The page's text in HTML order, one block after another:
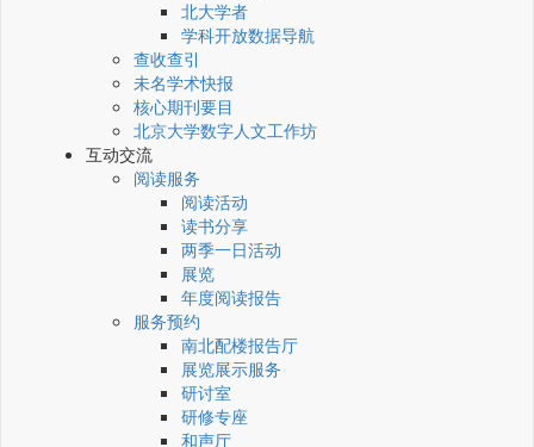
北大学者
学科开放数据导航
查收查引
未名学术快报
核心期刊要目
北京大学数字人文工作坊
互动交流
阅读服务
阅读活动
读书分享
两季一日活动
展览
年度阅读报告
服务预约
南北配楼报告厅
展览展示服务
研讨室
研修专座
和声厅